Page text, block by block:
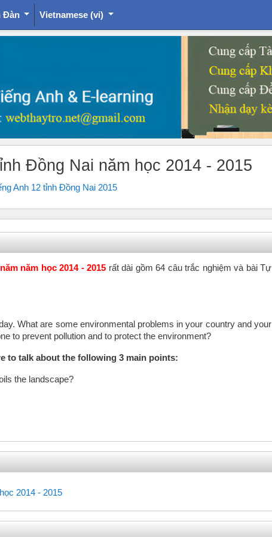
Đàn Vietnamese ‎(vi)‎
Đồng Nai năm học 2014 - 2015
Anh 12 tỉnh Đồng Nai 2015
năm học 2014 - 2015 rất dài gồm 64 câu trắc nghiệm và bài Tự
What are some environmental problems in your country and your
to prevent pollution and to protect the environment?
to talk about the following 3 main points:
the landscape?
2014 - 2015Trắc nghiệm